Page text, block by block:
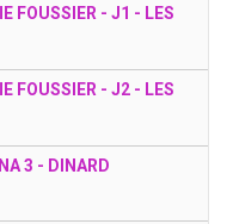
FOUSSIER - J1 - LES
FOUSSIER - J2 - LES
3 - DINARD